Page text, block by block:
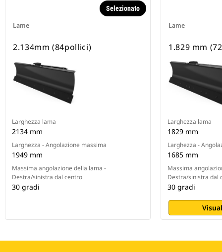
Lame
Selezionato
2.134mm (84pollici)
Larghezza lama
2134 mm
Larghezza - Angolazione massima
1949 mm
Massima angolazione della lama -
Destra/sinistra dal centro
30 gradi
Lame
1.829 mm
Larghezza lama
1829 mm
Larghezza -
1685 mm
Massima
Destra/sinistra dal
30 gradi